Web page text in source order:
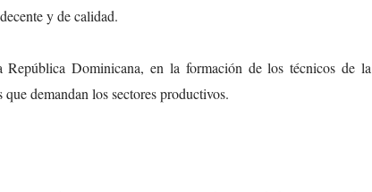
y de calidad.
Dominicana, en la formación de los técnicos de la
demandan los sectores productivos.